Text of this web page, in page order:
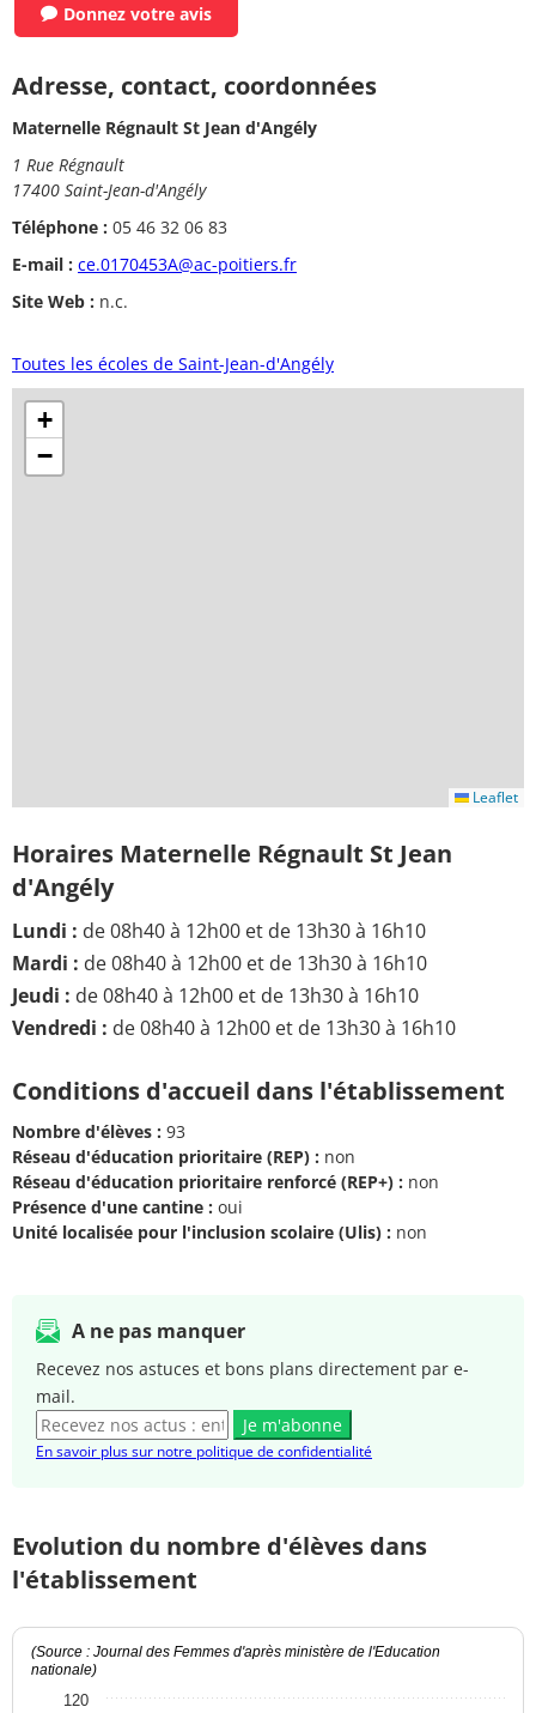
Donnez votre avis
Adresse, contact, coordonnées
Maternelle Régnault St Jean d'Angély
1 Rue Régnault
17400 Saint-Jean-d'Angély
Téléphone : 05 46 32 06 83
E-mail : ce.0170453A@ac-poitiers.fr
Site Web : n.c.
Toutes les écoles de Saint-Jean-d'Angély
+
−
Leaflet
Horaires Maternelle Régnault St Jean
d'Angély
Lundi : de 08h40 à 12h00 et de 13h30 à 16h10
Mardi : de 08h40 à 12h00 et de 13h30 à 16h10
Jeudi : de 08h40 à 12h00 et de 13h30 à 16h10
Vendredi : de 08h40 à 12h00 et de 13h30 à 16h10
Conditions d'accueil dans l'établissement
Nombre d'élèves : 93
Réseau d'éducation prioritaire (REP) : non
Réseau d'éducation prioritaire renforcé (REP+) : non
Présence d'une cantine : oui
Unité localisée pour l'inclusion scolaire (Ulis) : non
A ne pas manquer
Recevez nos astuces et bons plans directement par e-
mail.
Je m'abonne
En savoir plus sur notre politique de confidentialité
Evolution du nombre d'élèves dans
l'établissement
(Source : Journal des Femmes d'après ministère de l'Education
nationale)
120